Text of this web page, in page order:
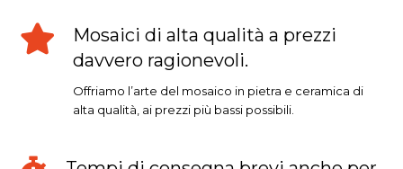
Mosaici di alta qualità a prezzi
davvero ragionevoli.
Offriamo l’arte del mosaico in pietra e ceramica di
alta qualità, ai prezzi più bassi possibili.